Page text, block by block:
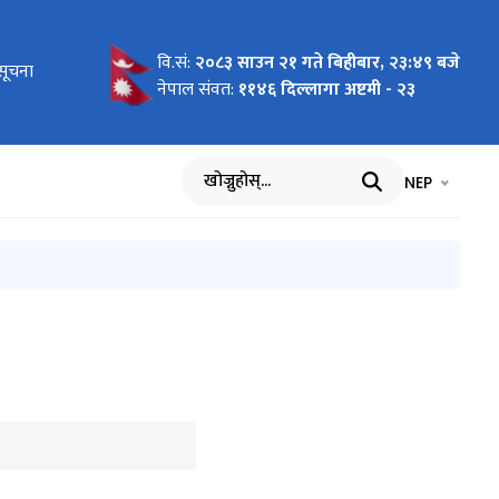
2026-
पर्ने
रहने
वि.सं: २०८३ साउन २१ गते बिहीबार, २३:४९ बजे
नेपाल संवत: ११४६ दिल्लागा अष्टमी - २३
खोज्नुहोस् भाषा चयन
NEP